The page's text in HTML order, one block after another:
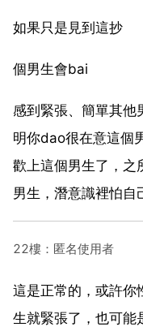
如果只是見到這抄
個男生會bai
感到緊張、簡單其他
明你dao很在意這個
歡上這個男生了，之
男生，潛意識裡怕自
22樓：匿名使用者
這是正常的，或許你
生就緊張了，也可能